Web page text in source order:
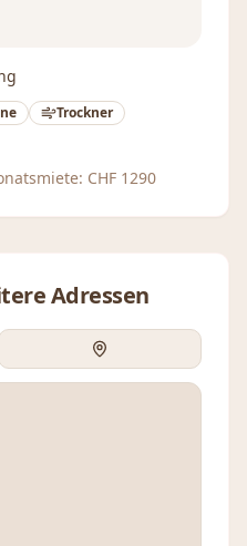
Trockner
CHF 1290
Adressen